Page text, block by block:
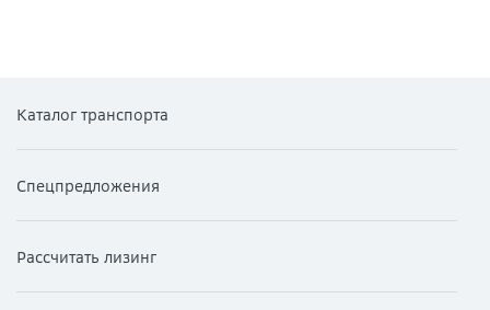
Каталог транспорта
Спецпредложения
Рассчитать лизинг